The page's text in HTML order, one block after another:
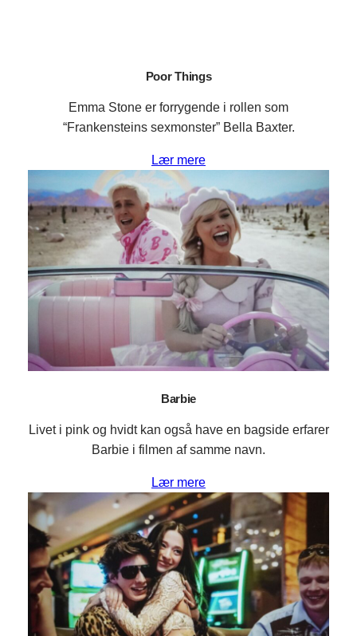
Poor Things
Emma Stone er forrygende i rollen som
“Frankensteins sexmonster” Bella Baxter.
Lær mere
Barbie
Livet i pink og hvidt kan også have en bagside erfarer
Barbie i filmen af samme navn.
Lær mere